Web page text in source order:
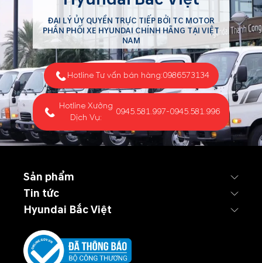
ĐẠI LÝ ỦY QUYỀN TRỰC TIẾP BỞI TC MOTOR
PHÂN PHỐI XE HYUNDAI CHÍNH HÃNG TẠI VIỆT
NAM
Hotline Tư vấn bán hàng:0986573134
Hotline Xưởng
Dịch Vụ:
0945.581.997-0945.581.996
Sản phẩm
Tin tức
Hyundai Bắc Việt